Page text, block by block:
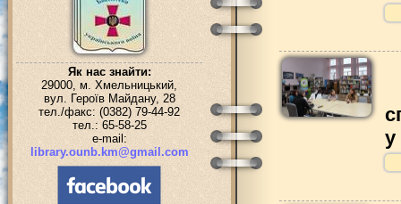
Як нас знайти:
29000, м. Хмельницький,
вул. Героїв Майдану, 28
тел./факс: (0382) 79-44-92
тел.: 65-58-25
e-mail:
library.ounb.km@gmail.com
у